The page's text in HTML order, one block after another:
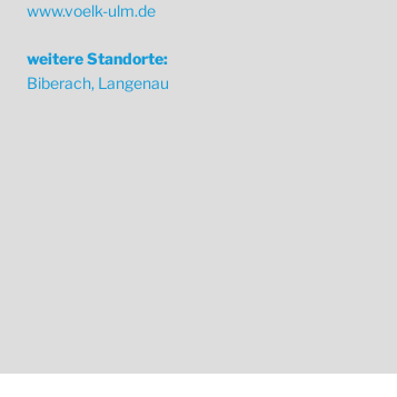
www.voelk-ulm.de
weitere Standorte:
Biberach, Langenau